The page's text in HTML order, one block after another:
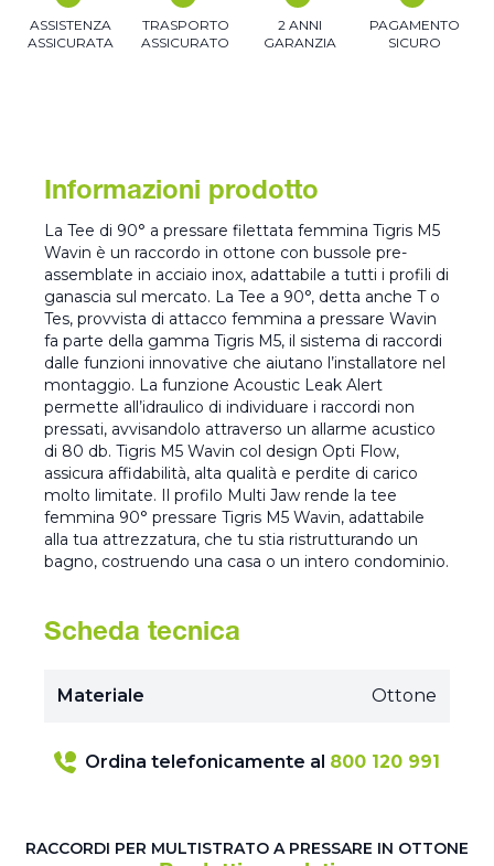
ASSISTENZA
ASSICURATA
TRASPORTO
ASSICURATO
2 ANNI
GARANZIA
PAGAMENTO
SICURO
Informazioni prodotto
La Tee di 90° a pressare filettata femmina Tigris M5
Wavin è un raccordo in ottone con bussole pre-
assemblate in acciaio inox, adattabile a tutti i profili di
ganascia sul mercato. La Tee a 90°, detta anche T o
Tes, provvista di attacco femmina a pressare Wavin
fa parte della gamma Tigris M5, il sistema di raccordi
dalle funzioni innovative che aiutano l’installatore nel
montaggio. La funzione Acoustic Leak Alert
permette all’idraulico di individuare i raccordi non
pressati, avvisandolo attraverso un allarme acustico
di 80 db. Tigris M5 Wavin col design Opti Flow,
assicura affidabilità, alta qualità e perdite di carico
molto limitate. Il profilo Multi Jaw rende la tee
femmina 90° pressare Tigris M5 Wavin, adattabile
alla tua attrezzatura, che tu stia ristrutturando un
bagno, costruendo una casa o un intero condominio.
Scheda tecnica
Materiale Ottone
Ordina telefonicamente al 800 120 991
RACCORDI PER MULTISTRATO A PRESSARE IN OTTONE